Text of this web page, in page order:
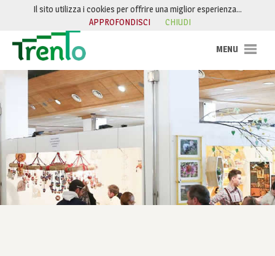
Salta al contenuto
Il sito utilizza i cookies per offrire una miglior esperienza…
APPROFONDISCI
CHIUDI